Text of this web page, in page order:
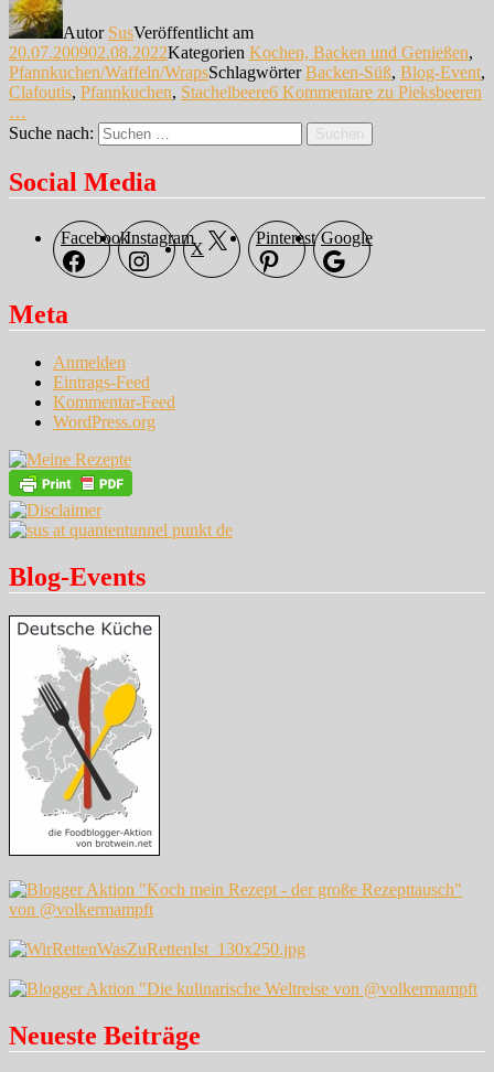
Autor SusVeröffentlicht am
20.07.200902.08.2022Kategorien Kochen, Backen und Genießen,
Pfannkuchen/Waffeln/WrapsSchlagwörterBacken-Süß, Blog-Event,
Clafoutis, Pfannkuchen, Stachelbeere6 Kommentare zu Pieksbeeren
…
Suche nach:
Suchen
Social Media
FacebookInstagram
X
Pinterest Google
Meta
Anmelden
Eintrags-Feed
Kommentar-Feed
WordPress.org
Blog-Events
Neueste Beiträge